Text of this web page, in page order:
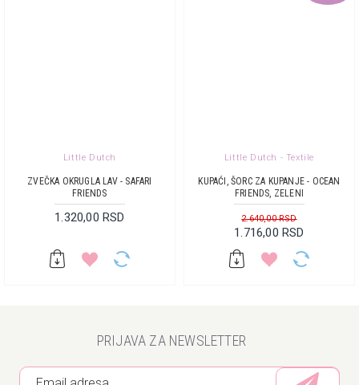
Little Dutch
ZVEČKA OKRUGLA LAV - SAFARI
FRIENDS
1.320,00 RSD
Little Dutch - Textile
KUPAĆI, ŠORC ZA KUPANJE - OCEAN
FRIENDS, ZELENI
1.716,00 RSD
2.640,00 RSD
PRIJAVA ZA NEWSLETTER